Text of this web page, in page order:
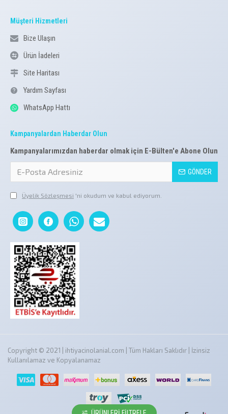
Müşteri Hizmetleri
Bize Ulaşın
Ürün İadeleri
Site Haritası
Yardım Sayfası
WhatsApp Hattı
Kampanyalardan Haberdar Olun
Kampanyalarımızdan haberdar olmak için E-Bülten'e Abone Olun
GÖNDER
Üyelik Sözleşmesi 'ni okudum ve kabul ediyorum.
Copyright © 2021 | ihtiyacinolanial.com | Tüm Hakları Saklıdır | İzinsiz
Kullanılamaz ve Kopyalanamaz